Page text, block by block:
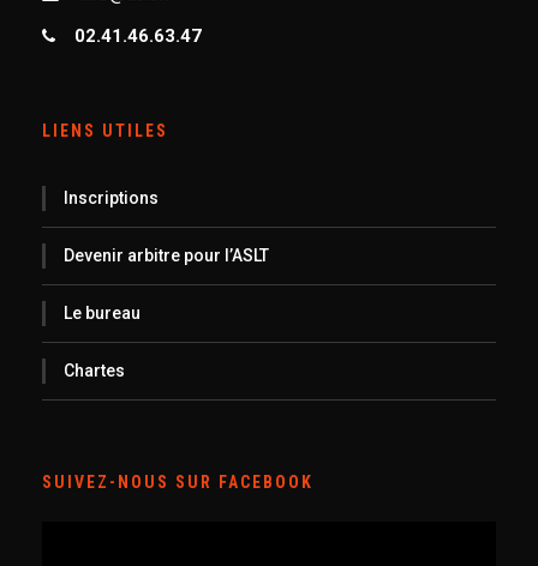
02.41.46.63.47
LIENS UTILES
Inscriptions
Devenir arbitre pour l’ASLT
Le bureau
Chartes
SUIVEZ-NOUS SUR FACEBOOK